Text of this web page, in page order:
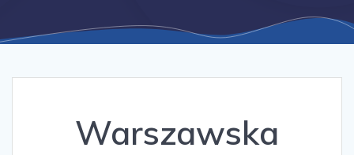
Warszawska